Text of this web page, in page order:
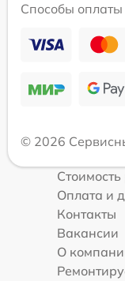
Способы оплаты
© 2026
Оплата и
Контакты
Вакансии
О